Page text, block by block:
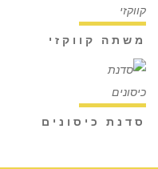
משתה קווקזי
סדנת כיסונים